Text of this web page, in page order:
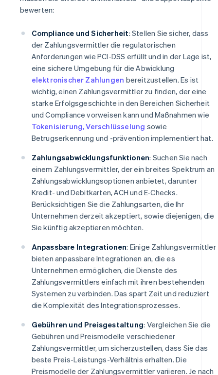
bewerten:
Compliance und Sicherheit: Stellen Sie sicher, dass
der Zahlungsvermittler die regulatorischen
Anforderungen wie PCI-DSS erfüllt und in der Lage ist,
eine sichere Umgebung für die Abwicklung
elektronischer Zahlungen bereitzustellen. Es ist
wichtig, einen Zahlungsvermittler zu finden, der eine
starke Erfolgsgeschichte in den Bereichen Sicherheit
und Compliance vorweisen kann und Maßnahmen wie
Tokenisierung, Verschlüsselung sowie
Betrugserkennung und -prävention implementiert hat.
Zahlungsabwicklungsfunktionen: Suchen Sie nach
einem Zahlungsvermittler, der ein breites Spektrum an
Zahlungsabwicklungsoptionen anbietet, darunter
Kredit- und Debitkarten, ACH und E-Checks.
Berücksichtigen Sie die Zahlungsarten, die Ihr
Unternehmen derzeit akzeptiert, sowie diejenigen, die
Sie künftig akzeptieren möchten.
Anpassbare Integrationen: Einige Zahlungsvermittler
bieten anpassbare Integrationen an, die es
Unternehmen ermöglichen, die Dienste des
Zahlungsvermittlers einfach mit ihren bestehenden
Systemen zu verbinden. Das spart Zeit und reduziert
die Komplexität des Integrationsprozesses.
Gebühren und Preisgestaltung: Vergleichen Sie die
Gebühren und Preismodelle verschiedener
Zahlungsvermittler, um sicherzustellen, dass Sie das
beste Preis-Leistungs-Verhältnis erhalten. Die
Preismodelle der Zahlungsvermittler variieren. Je nach